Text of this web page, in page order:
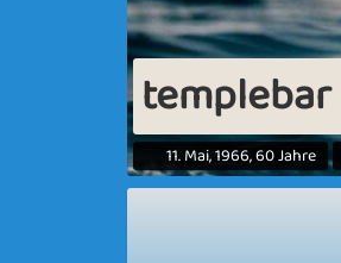
templebar
11. Mai, 1966, 60 Jahre